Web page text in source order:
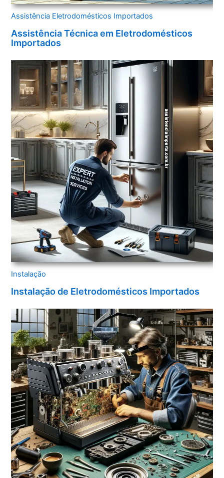
Assistência Eletrodomésticos Importados
Assistência Técnica em Eletrodomésticos
Importados
Instalação
Instalação de Eletrodomésticos Importados